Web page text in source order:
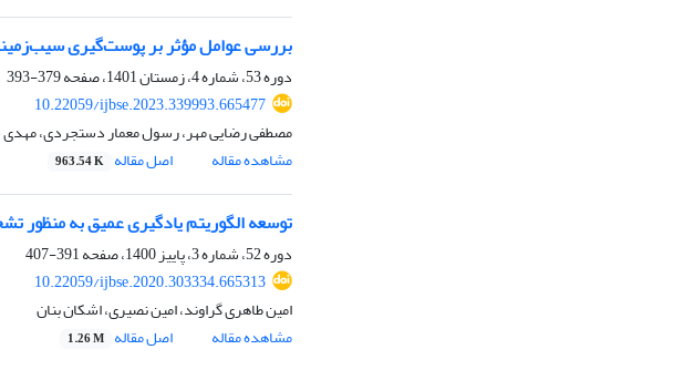
بررسی عوامل مؤثر بر پوست‌گیری
دوره 53، شماره 4، زمستان 1401، صفحه
379-393
10.22059/ijbse.2023.339993.665477
مصطفی رضایی مهر، رسول معمار دستجردی،
مشاهده مقاله
اصل مقاله 963.54 K
توسعه الگوریتم یادگیری عمیق به
دوره 52، شماره 3، پاییز 1400، صفحه
391-407
10.22059/ijbse.2020.303334.665313
امین طاهری گراوند، امین نصیری، اشکان بنان
مشاهده مقاله
اصل مقاله 1.26 M